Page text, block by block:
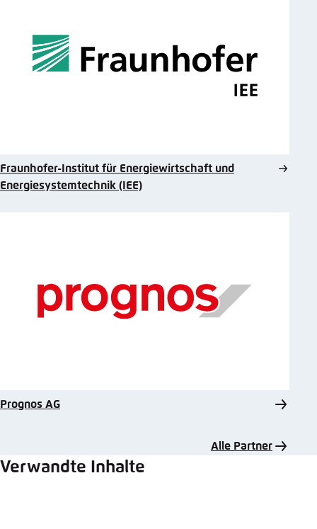
Fraunhofer-Institut für Energiewirtschaft und
Energiesystemtechnik (IEE)
Prognos AG
Alle Partner
Verwandte Inhalte